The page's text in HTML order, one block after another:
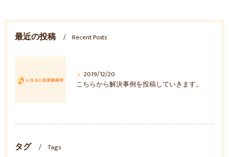
最近の投稿 Recent Posts
2019/12/20
こちらから解決事例を投稿していきます。
タグ Tags